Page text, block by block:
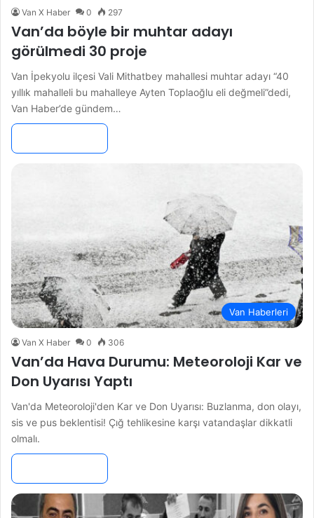
Van X Haber 0 297
Van’da böyle bir muhtar adayı
görülmedi 30 proje
Van İpekyolu ilçesi Vali Mithatbey mahallesi muhtar adayı “40
yıllık mahalleli bu mahalleye Ayten Toplaoğlu eli değmeli”dedi,
Van Haber’de gündem…
Van Haberleri
Van X Haber 0 306
Van’da Hava Durumu: Meteoroloji Kar ve
Don Uyarısı Yaptı
Van'da Meteoroloji'den Kar ve Don Uyarısı: Buzlanma, don olayı,
sis ve pus beklentisi! Çığ tehlikesine karşı vatandaşlar dikkatli
olmalı.